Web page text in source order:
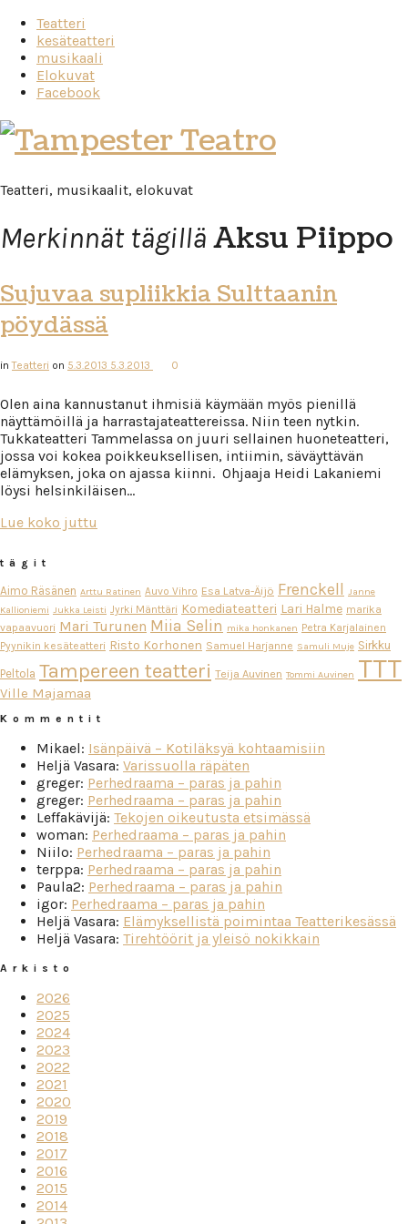
Teatteri
kesäteatteri
musikaali
Elokuvat
Facebook
Tampester
Teatro
Teatteri, musikaalit, elokuvat
Merkinnät tägillä Aksu Piippo
Sujuvaa supliikkia Sulttaanin
pöydässä
inTeatteri on 5.3.2013 5.3.2013 0
Olen aina kannustanut ihmisiä käymään myös pienillä
näyttämöillä ja harrastajateattereissa. Niin teen nytkin.
Tukkateatteri Tammelassa on juuri sellainen huoneteatteri,
jossa voi kokea poikkeuksellisen, intiimin, säväyttävän
elämyksen, joka on ajassa kiinni. Ohjaaja Heidi Lakaniemi
löysi helsinkiläisen…
Lue koko juttu
tägit
Aimo Räsänen Arttu Ratinen Auvo Vihro Esa Latva-Äijö Frenckell Janne
Kallioniemi Jukka Leisti Jyrki Mänttäri Komediateatteri Lari Halme marika
vapaavuori Mari Turunen Miia Selin mika honkanen Petra Karjalainen
Pyynikin kesäteatteri Risto Korhonen Samuel Harjanne Samuli Muje Sirkku
Peltola Tampereen teatteri Teija Auvinen Tommi Auvinen TTT
Ville Majamaa
Kommentit
Mikael: Isänpäivä – Kotiläksyä kohtaamisiin
Heljä Vasara: Varissuolla räpäten
greger: Perhedraama – paras ja pahin
greger: Perhedraama – paras ja pahin
Leffakävijä: Tekojen oikeutusta etsimässä
woman: Perhedraama – paras ja pahin
Niilo: Perhedraama – paras ja pahin
terppa: Perhedraama – paras ja pahin
Paula2: Perhedraama – paras ja pahin
igor: Perhedraama – paras ja pahin
Heljä Vasara: Elämyksellistä poimintaa Teatterikesässä
Heljä Vasara: Tirehtöörit ja yleisö nokikkain
Arkisto
2026
2025
2024
2023
2022
2021
2020
2019
2018
2017
2016
2015
2014